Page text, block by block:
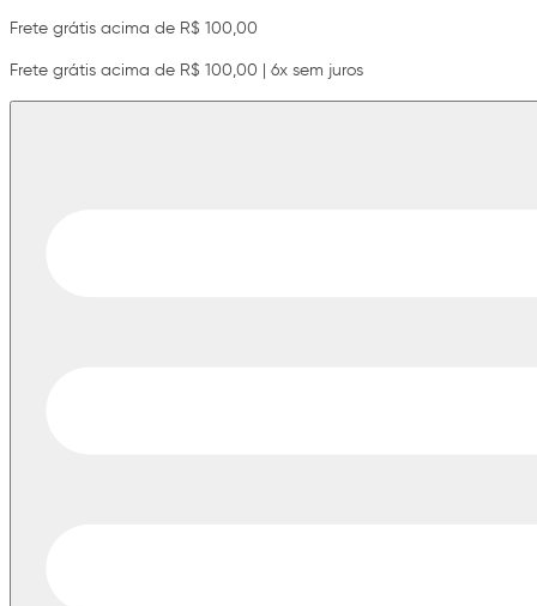
Frete grátis acima de R$ 100,00
Frete grátis acima de R$ 100,00 | 6x sem juros